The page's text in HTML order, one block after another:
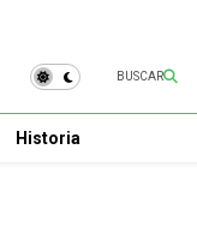
BUSCAR
Historia